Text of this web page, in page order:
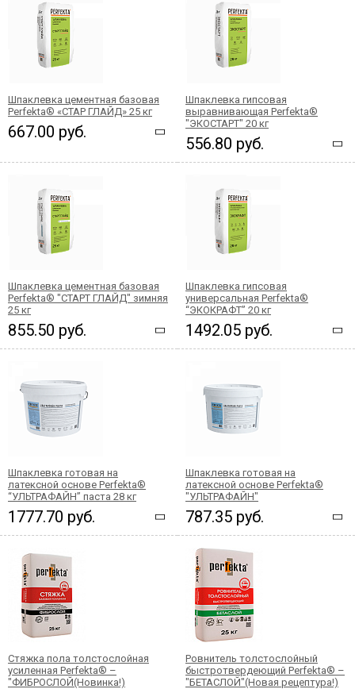
Шпаклевка цементная базовая
Perfekta® «СТАР ГЛАЙД» 25 кг
667.00 руб.
Шпаклевка гипсовая
выравнивающая Perfekta®
"ЭКОСТАРТ" 20 кг
556.80 руб.
Шпаклевка цементная базовая
Perfekta® "СТАРТ ГЛАЙД" зимняя
25 кг
855.50 руб.
Шпаклевка гипсовая
универсальная Perfekta®
“ЭКОКРАФТ” 20 кг
1492.05 руб.
Шпаклевка готовая на
латексной основе Perfekta®
“УЛЬТРАФАЙН” паста 28 кг
1777.70 руб.
Шпаклевка готовая на
латексной основе Perfekta®
"УЛЬТРАФАЙН"
787.35 руб.
Стяжка пола толстослойная
усиленная Perfekta® –
"ФИБРОСЛОЙ(Новинка!)
Ровнитель толстослойный
быстротвердеющий Perfekta® –
"БЕТАСЛОЙ"(Новая рецептура!)